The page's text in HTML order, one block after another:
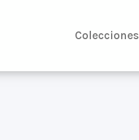
Colecciones